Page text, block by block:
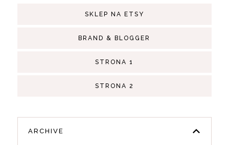
SKLEP NA ETSY
BRAND & BLOGGER
STRONA 1
STRONA 2
ARCHIVE